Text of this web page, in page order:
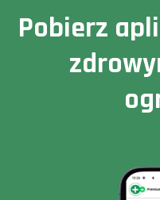
Pobierz